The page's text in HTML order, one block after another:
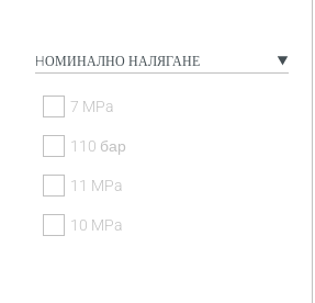
HОМИНАЛНО НАЛЯГАНЕ
7 MPa
110 бар
11 MPa
10 MPa